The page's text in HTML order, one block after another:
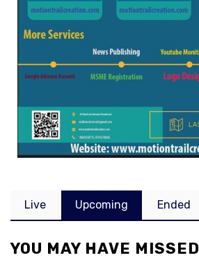
Live Upcoming Ended
YOU MAY HAVE MISSED